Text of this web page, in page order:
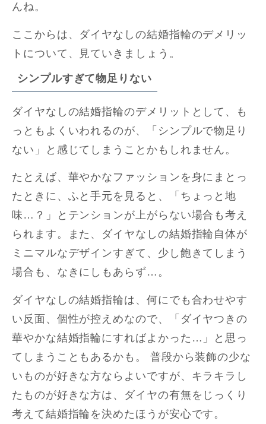
んね。
ここからは、ダイヤなしの結婚指輪のデメリッ
トについて、見ていきましょう。
シンプルすぎて物足りない
ダイヤなしの結婚指輪のデメリットとして、も
っともよくいわれるのが、「シンプルで物足り
ない」と感じてしまうことかもしれません。
たとえば、華やかなファッションを身にまとっ
たときに、ふと手元を見ると、「ちょっと地
味…？」とテンションが上がらない場合も考え
られます。また、ダイヤなしの結婚指輪自体が
ミニマルなデザインすぎて、少し飽きてしまう
場合も、なきにしもあらず…。
ダイヤなしの結婚指輪は、何にでも合わせやす
い反面、個性が控えめなので、「ダイヤつきの
華やかな結婚指輪にすればよかった…」と思っ
てしまうこともあるかも。 普段から装飾の少な
いものが好きな方ならよいですが、キラキラし
たものが好きな方は、ダイヤの有無をじっくり
考えて結婚指輪を決めたほうが安心です。